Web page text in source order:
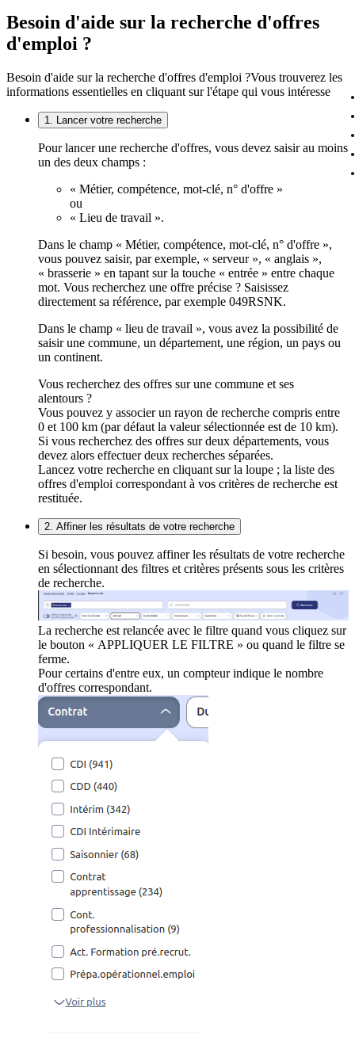
Besoin d'aide sur la recherche d'offres
d'emploi ?
Besoin d'aide sur la recherche d'offres d'emploi ?Vous trouverez les
informations essentielles en cliquant sur l'étape qui vous intéresse
1. Lancer votre recherche
Pour lancer une recherche d'offres, vous devez saisir au moins
un des deux champs :
« Métier, compétence, mot-clé, n° d'offre »
ou
« Lieu de travail ».
Dans le champ « Métier, compétence, mot-clé, n° d'offre »,
vous pouvez saisir, par exemple, « serveur », « anglais »,
« brasserie » en tapant sur la touche « entrée » entre chaque
mot. Vous recherchez une offre précise ? Saisissez
directement sa référence, par exemple 049RSNK.
Dans le champ « lieu de travail », vous avez la possibilité de
saisir une commune, un département, une région, un pays ou
un continent.
Vous recherchez des offres sur une commune et ses
alentours ?
Vous pouvez y associer un rayon de recherche compris entre
0 et 100 km (par défaut la valeur sélectionnée est de 10 km).
Si vous recherchez des offres sur deux départements, vous
devez alors effectuer deux recherches séparées.
Lancez votre recherche en cliquant sur la loupe ; la liste des
offres d'emploi correspondant à vos critères de recherche est
restituée.
2. Affiner les résultats de votre recherche
Si besoin, vous pouvez affiner les résultats de votre recherche
en sélectionnant des filtres et critères présents sous les critères
de recherche.
La recherche est relancée avec le filtre quand vous cliquez sur
le bouton « APPLIQUER LE FILTRE » ou quand le filtre se
ferme.
Pour certains d'entre eux, un compteur indique le nombre
d'offres correspondant.